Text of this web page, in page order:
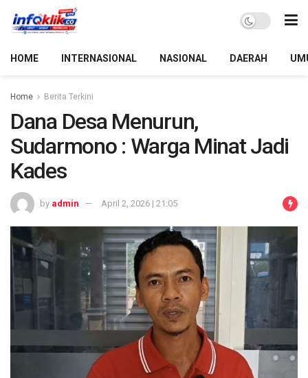
HOME INTERNASIONAL NASIONAL DAERAH
Home Berita Terkini
Dana Desa Menurun,
Sudarmono : Warga Minat Jadi
Kades
by admin April 2, 2026 | 21:05